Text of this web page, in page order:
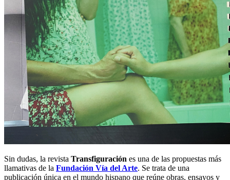
Sin dudas, la revista Transfiguración es una de las propuestas más
llamativas de la Fundación Vía del Arte. Se trata de una
publicación única en el mundo hispano que reúne obras, ensayos y